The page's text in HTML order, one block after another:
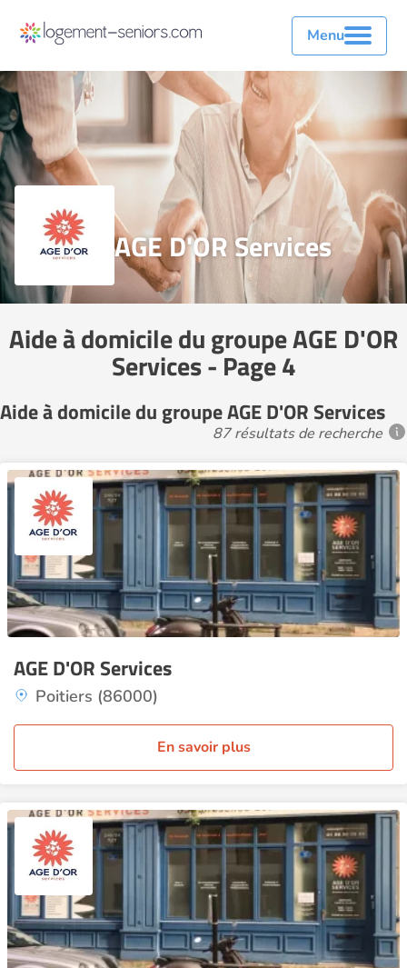
Menu
AGE D'OR Services
Aide à domicile du groupe AGE D'OR
Services - Page 4
Aide à domicile du groupe AGE D'OR Services
87 résultats de recherche
AGE D'OR Services
Poitiers (86000)
En savoir plus